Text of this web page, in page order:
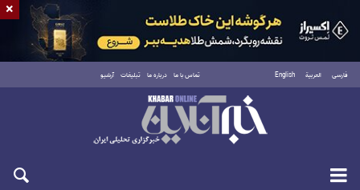
فارسی العربية English تماس با ما درباره ما تبلیغات آرشیو
جمعه ۱۶ مرداد ۱۴۰۵
×